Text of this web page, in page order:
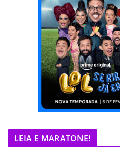
LEIA E MARATONE!